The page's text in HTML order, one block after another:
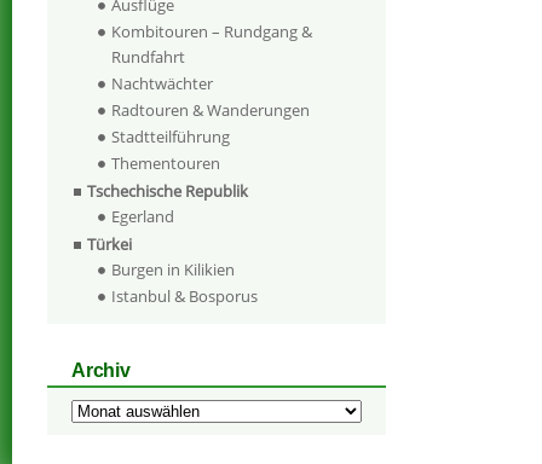
Ausflüge
Kombitouren – Rundgang &
Rundfahrt
Nachtwächter
Radtouren & Wanderungen
Stadtteilführung
Thementouren
Tschechische Republik
Egerland
Türkei
Burgen in Kilikien
Istanbul & Bosporus
Archiv
Archiv